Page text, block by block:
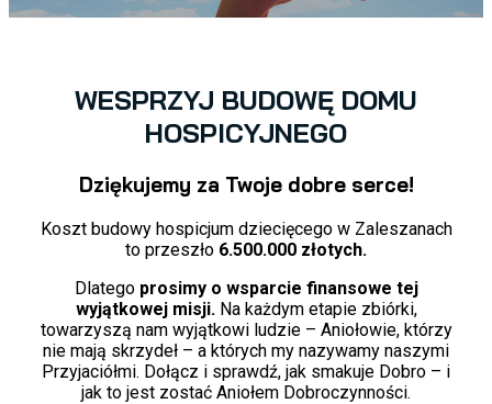
WESPRZYJ BUDOWĘ DOMU
HOSPICYJNEGO
Dziękujemy za Twoje dobre serce!
Koszt budowy hospicjum dziecięcego w Zaleszanach
to przeszło 6.500.000 złotych.
Dlatego prosimy o wsparcie finansowe tej
wyjątkowej misji.Na każdym etapie zbiórki,
towarzyszą nam wyjątkowi ludzie – Aniołowie, którzy
nie mają skrzydeł – a których my nazywamy naszymi
Przyjaciółmi. Dołącz i sprawdź, jak smakuje Dobro – i
jak to jest zostać Aniołem Dobroczynności.